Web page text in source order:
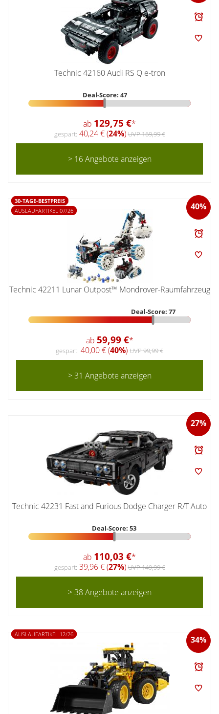
Technic 42160 Audi RS Q e-tron
Deal-Score: 47
ab 129,75 €*
gespart: 40,24 € (24%)UVP 169,99 €
> 16 Angebote anzeigen
40%
30-TAGE-BESTPREIS
AUSLAUFARTIKEL 07/26
Technic 42211 Lunar Outpost™ Mondrover-Raumfahrzeug
Deal-Score: 77
ab 59,99 €*
gespart: 40,00 € (40%) UVP 99,99 €
> 31 Angebote anzeigen
27%
Technic 42231 Fast and Furious Dodge Charger R/T Auto
Deal-Score: 53
ab 110,03 €*
gespart: 39,96 € (27%)UVP 149,99 €
> 38 Angebote anzeigen
34%
AUSLAUFARTIKEL 12/26